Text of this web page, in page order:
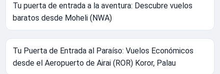
Tu puerta de entrada a la aventura: Descubre vuelos
baratos desde Moheli (NWA)
Tu Puerta de Entrada al Paraíso: Vuelos Económicos
desde el Aeropuerto de Airai (ROR) Koror, Palau